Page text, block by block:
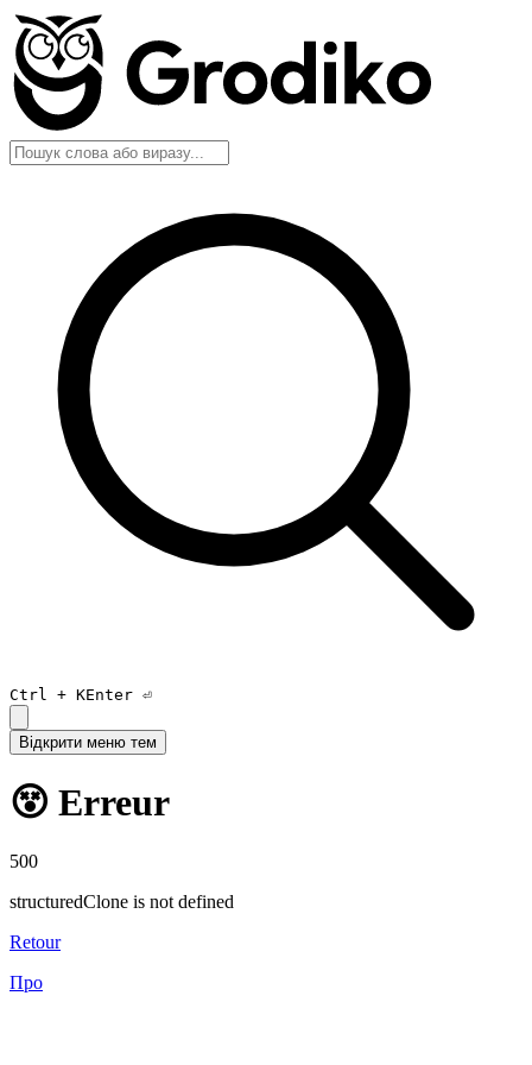
Ctrl + KEnter ⏎
Відкрити меню тем
😵 Erreur
500
structuredClone is not defined
Retour
Про